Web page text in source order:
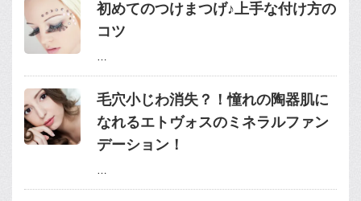
初めてのつけまつげ♪上手な付け方の
コツ
…
毛穴小じわ消失？！憧れの陶器肌に
なれるエトヴォスのミネラルファン
デーション！
…